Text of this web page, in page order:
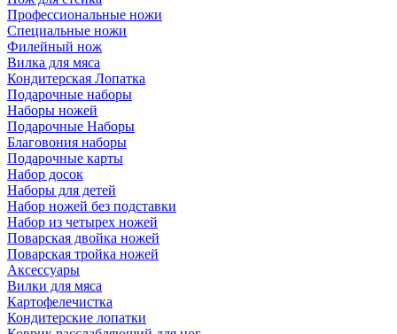
Профессиональные ножи
Специальные ножи
Филейный нож
Вилка для мяса
Кондитерская Лопатка
Подарочные наборы
Наборы ножей
Подарочные Наборы
Благовония наборы
Подарочные карты
Набор досок
Наборы для детей
Набор ножей без подставки
Набор из четырех ножей
Поварская двойка ножей
Поварская тройка ножей
Аксессуары
Вилки для мяса
Картофелечистка
Кондитерские лопатки